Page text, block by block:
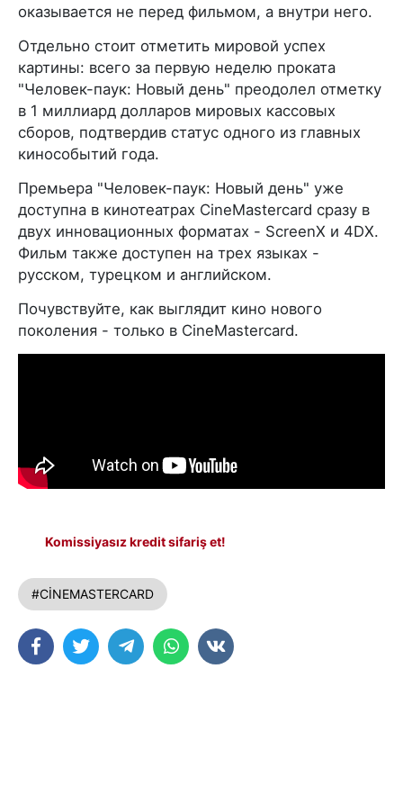
оказывается не перед фильмом, а внутри него.
Отдельно стоит отметить мировой успех
картины: всего за первую неделю проката
"Человек-паук: Новый день" преодолел отметку
в 1 миллиард долларов мировых кассовых
сборов, подтвердив статус одного из главных
кинособытий года.
Премьера "Человек-паук: Новый день" уже
доступна в кинотеатрах CineMastercard сразу в
двух инновационных форматах - ScreenX и 4DX.
Фильм также доступен на трех языках -
русском, турецком и английском.
Почувствуйте, как выглядит кино нового
поколения - только в CineMastercard.
Komissiyasız kredit sifariş et!
#CİNEMASTERCARD